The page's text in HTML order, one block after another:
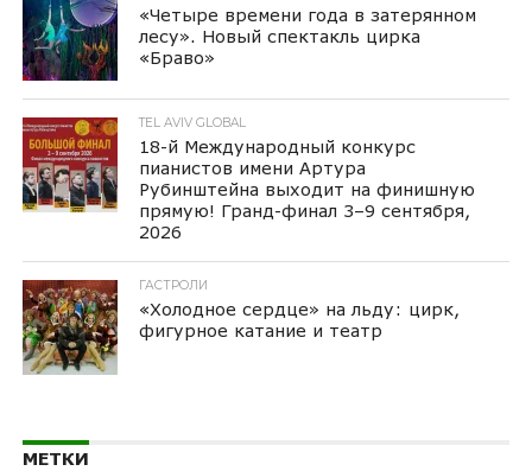
«Четыре времени года в затерянном
лесу». Новый спектакль цирка
«Браво»
TEL AVIV GLOBAL
18-й Международный конкурс
пианистов имени Артура
Рубинштейна выходит на финишную
прямую! Гранд-финал 3–9 сентября,
2026
ГАСТРОЛИ
«Холодное сердце» на льду: цирк,
фигурное катание и театр
МЕТКИ